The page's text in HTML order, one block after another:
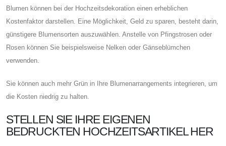
Blumen können bei der Hochzeitsdekoration einen erheblichen
Kostenfaktor darstellen. Eine Möglichkeit, Geld zu sparen, besteht darin,
günstigere Blumensorten auszuwählen. Anstelle von Pfingstrosen oder
Rosen können Sie beispielsweise Nelken oder Gänseblümchen
verwenden.
Sie können auch mehr Grün in Ihre Blumenarrangements integrieren, um
die Kosten niedrig zu halten.
STELLEN SIE IHRE EIGENEN
BEDRUCKTEN HOCHZEITSARTIKEL HER